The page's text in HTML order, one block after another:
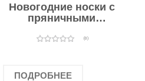
Новогодние носки с
пряничными
(0)
ПОДРОБНЕЕ